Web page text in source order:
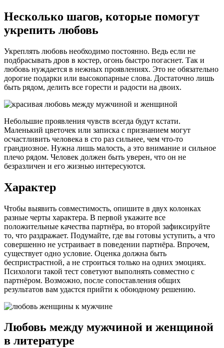
Несколько шагов, которые помогут
укрепить любовь
Укреплять любовь необходимо постоянно. Ведь если не
подбрасывать дров в костер, огонь быстро погаснет. Так и
любовь нуждается в нежных проявлениях. Это не обязательно
дорогие подарки или высокопарные слова. Достаточно лишь
быть рядом, делить все горести и радости на двоих.
Небольшие проявления чувств всегда будут кстати.
Маленький цветочек или записка с признанием могут
осчастливить человека в сто раз сильнее, чем что-то
грандиозное. Нужна лишь малость, а это внимание и сильное
плечо рядом. Человек должен быть уверен, что он не
безразличен и его жизнью интересуются.
Характер
Чтобы выявить совместимость, опишите в двух колонках
разные черты характера. В первой укажите все
положительные качества партнёра, во второй зафиксируйте
то, что раздражает. Подумайте, где вы готовы уступить, а что
совершенно не устраивает в поведении партнёра. Впрочем,
существует одно условие. Оценка должна быть
беспристрастной, а не строиться только на одних эмоциях.
Психологи такой тест советуют выполнять совместно с
партнёром. Возможно, после сопоставления общих
результатов вам удастся прийти к обоюдному решению.
Любовь между мужчиной и женщиной
в литературе